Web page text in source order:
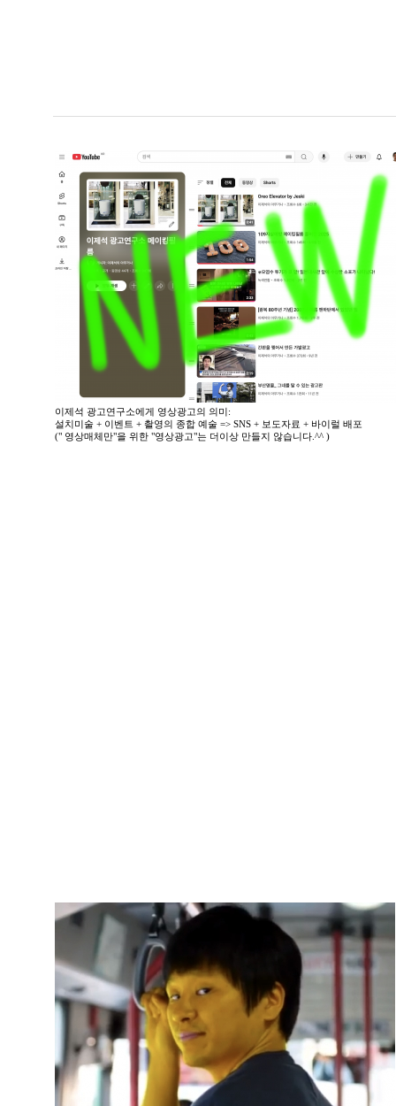
이제석 광고연구소에게 영상광고의 의미:
설치미술 + 이벤트 + 촬영의 종합 예술 => SNS + 보도자료 + 바이럴 배포
(" 영상매체만"을 위한 "영상광고"는 더이상 만들지 않습니다.^^ )